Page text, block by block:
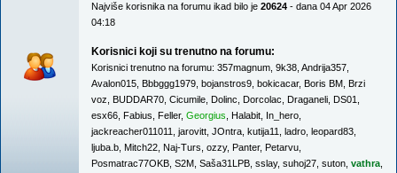
Najviše korisnika na forumu ikad bilo je 20624 - dana 04 Apr 2026
04:18
Korisnici koji su trenutno na forumu:
Korisnici trenutno na forumu: 357magnum 9k38 Andrija357
Avalon015 Bbbggg1979 bojanstros9 bokicacar, Boris BM Brzi
voz BUDDAR70 Cicumile Dolinc Dorcolac Draganeli DS01
esx66 Fabius Feller, Georgius Halabit In_hero
jackreacher011011
jarovitt JOntra kutija11 ladro leopard83
ljuba.b Mitch22 Naj-Turs ozzy, Panter, Petarvu
Posmatrac77OKB S2M Saša31LPB sslay, suhoj27 suton vathra